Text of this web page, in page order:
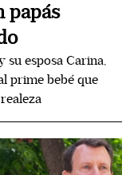
papás
su esposa Carina,
prime bebé que